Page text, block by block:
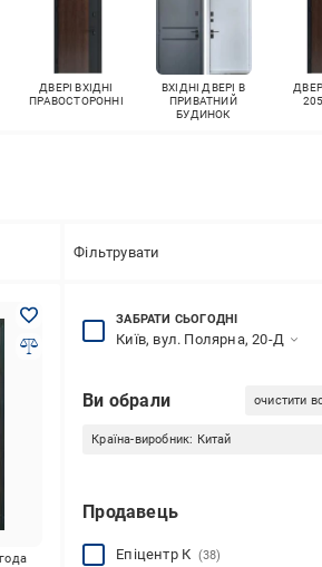
ДВЕРІ ВХІДНІ
ПРАВОСТОРОННІ
ВХІДНІ ДВЕРІ В
ПРИВАТНИЙ
БУДИНОК
Фільтрувати
ЗАБРАТИ СЬОГОДНІ
Київ, вул. Полярна, 20-Д
Ви обрали очистити
Країна-виробник: Китай
Продавець
Епіцентр К (38)